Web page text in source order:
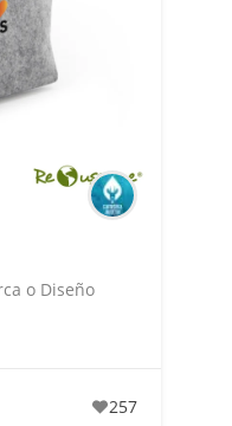
o Diseño
257